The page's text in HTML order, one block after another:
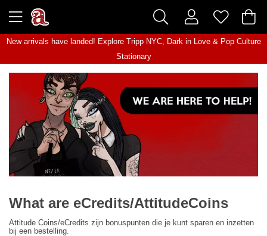
New arrivals have landed! Explore Tripp NYC, Dark in Love& Pop Culture
Stationary
What are eCredits/AttitudeCoins
Attitude Coins/eCredits zijn bonuspunten die je kunt sparen en inzetten
bij een bestelling.